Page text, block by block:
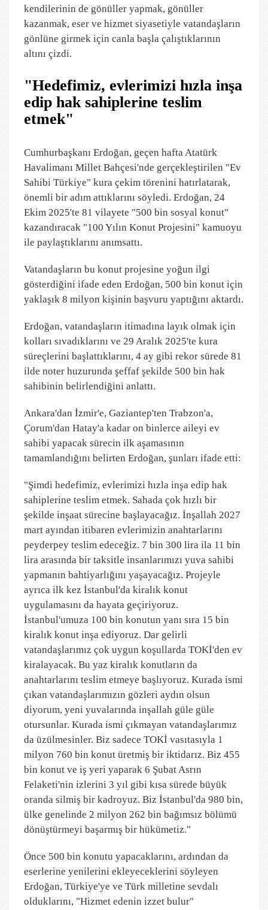
kendilerinin de gönüller yapmak, gönüller
kazanmak, eser ve hizmet siyasetiyle vatandaşların
gönlüne girmek için canla başla çalıştıklarının
altını çizdi.
"Hedefimiz, evlerimizi hızla inşa
edip hak sahiplerine teslim
etmek"
Cumhurbaşkanı Erdoğan, geçen hafta Atatürk
Havalimanı Millet Bahçesi'nde gerçekleştirilen "Ev
Sahibi Türkiye" kura çekim törenini hatırlatarak,
önemli bir adım attıklarını söyledi. Erdoğan, 24
Ekim 2025'te 81 vilayete "500 bin sosyal konut"
kazandıracak "100 Yılın Konut Projesini" kamuoyu
ile paylaştıklarını anımsattı.
Vatandaşların bu konut projesine yoğun ilgi
gösterdiğini ifade eden Erdoğan, 500 bin konut için
yaklaşık 8 milyon kişinin başvuru yaptığını aktardı.
Erdoğan, vatandaşların itimadına layık olmak için
kolları sıvadıklarını ve 29 Aralık 2025'te kura
süreçlerini başlattıklarını, 4 ay gibi rekor sürede 81
ilde noter huzurunda şeffaf şekilde 500 bin hak
sahibinin belirlendiğini anlattı.
Ankara'dan İzmir'e, Gaziantep'ten Trabzon'a,
Çorum'dan Hatay'a kadar on binlerce aileyi ev
sahibi yapacak sürecin ilk aşamasının
tamamlandığını belirten Erdoğan, şunları ifade etti:
"Şimdi hedefimiz, evlerimizi hızla inşa edip hak
sahiplerine teslim etmek. Sahada çok hızlı bir
şekilde inşaat sürecine başlayacağız. İnşallah 2027
mart ayından itibaren evlerimizin anahtarlarını
peyderpey teslim edeceğiz. 7 bin 300 lira ila 11 bin
lira arasında bir taksitle insanlarımızı yuva sahibi
yapmanın bahtiyarlığını yaşayacağız. Projeyle
ayrıca ilk kez İstanbul'da kiralık konut
uygulamasını da hayata geçiriyoruz.
İstanbul'umuza 100 bin konutun yanı sıra 15 bin
kiralık konut inşa ediyoruz. Dar gelirli
vatandaşlarımız çok uygun koşullarda TOKİ'den ev
kiralayacak. Bu yaz kiralık konutların da
anahtarlarını teslim etmeye başlıyoruz. Kurada ismi
çıkan vatandaşlarımızın gözleri aydın olsun
diyorum, yeni yuvalarında inşallah güle güle
otursunlar. Kurada ismi çıkmayan vatandaşlarımız
da üzülmesinler. Biz sadece TOKİ vasıtasıyla 1
milyon 760 bin konut üretmiş bir iktidarız. Biz 455
bin konut ve iş yeri yaparak 6 Şubat Asrın
Felaketi'nin izlerini 3 yıl gibi kısa sürede büyük
oranda silmiş bir kadroyuz. Biz İstanbul'da 980 bin,
ülke genelinde 2 milyon 262 bin bağımsız bölümü
dönüştürmeyi başarmış bir hükümetiz."
Önce 500 bin konutu yapacaklarını, ardından da
eserlerine yenilerini ekleyeceklerini söyleyen
Erdoğan, Türkiye'ye ve Türk milletine sevdalı
olduklarını, "Hizmet edenin izzet bulur"